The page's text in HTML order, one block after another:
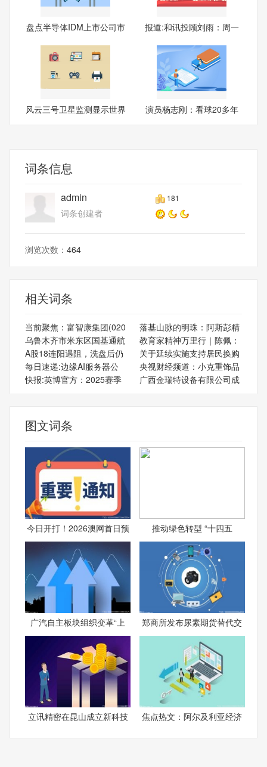
盘点半导体IDM上市公司市
报道:和讯投顾刘雨：周一
风云三号卫星监测显示世界
演员杨志刚：看球20多年
词条信息
admin 181
词条创建者
浏览次数： 464
相关词条
当前聚焦：富智康集团(020
落基山脉的明珠：阿斯彭精
乌鲁木齐市米东区国基通航
教育家精神万里行｜陈佩：
A股18连阳遇阻，洗盘后仍
关于延续实施支持居民换购
每日速递:边缘AI服务器公
央视财经频道：小克重饰品
快报:英博官方：2025赛季
广西金瑞特设备有限公司成
图文词条
今日开打！2026澳网首日预 推动绿色转型 “十四五
广汽自主板块组织变革“上 郑商所发布尿素期货替代交
立讯精密在昆山成立新科技 焦点热文：阿尔及利亚经济